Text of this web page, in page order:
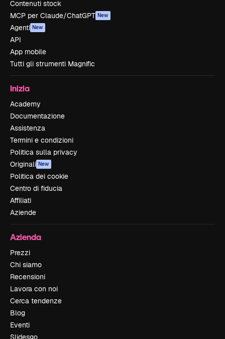
Contenuti stock
MCP per Claude/ChatGPT New
Agenti New
API
App mobile
Tutti gli strumenti Magnific
Inizia
Academy
Documentazione
Assistenza
Termini e condizioni
Politica sulla privacy
Originali New
Politica dei cookie
Centro di fiducia
Affiliati
Aziende
Azienda
Prezzi
Chi siamo
Recensioni
Lavora con noi
Cerca tendenze
Blog
Eventi
Slidesgo